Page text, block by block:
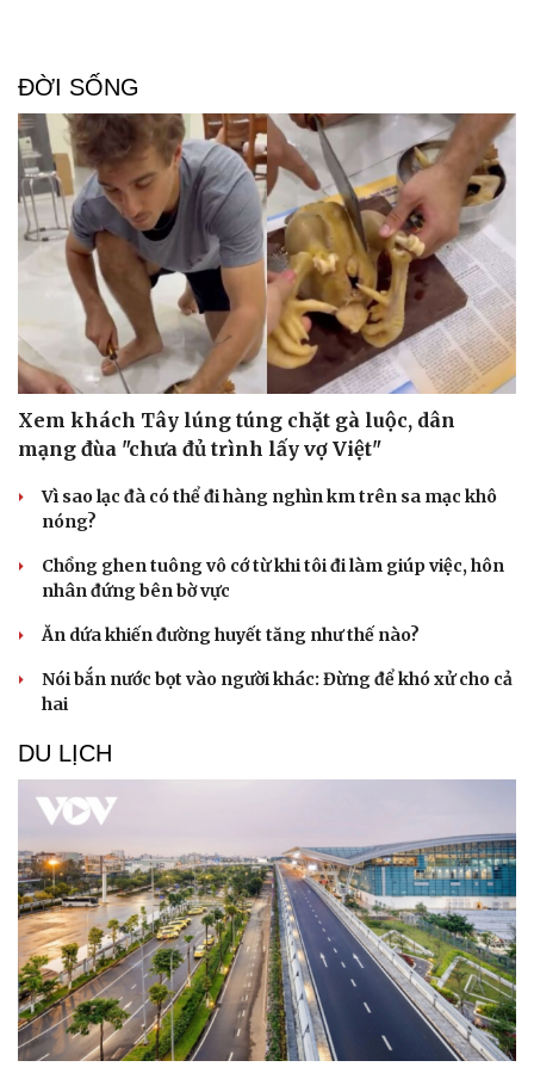
Phòng mạch online
Ăn sạch sống khỏe
ĐỜI SỐNG
Xem khách Tây lúng túng chặt gà luộc, dân
mạng đùa "chưa đủ trình lấy vợ Việt"
Vì sao lạc đà có thể đi hàng nghìn km trên sa mạc khô
nóng?
Chồng ghen tuông vô cớ từ khi tôi đi làm giúp việc, hôn
nhân đứng bên bờ vực
Ăn dứa khiến đường huyết tăng như thế nào?
Nói bắn nước bọt vào người khác: Đừng để khó xử cho cả
hai
DU LỊCH